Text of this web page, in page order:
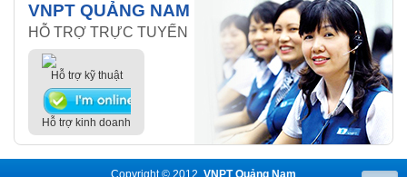
VNPT QUẢNG NAM
HỖ TRỢ TRỰC TUYẾN
Hỗ trợ kỹ thuật
Hỗ trợ kinh doanh
Copyright © 2012, VNPT Quảng Nam